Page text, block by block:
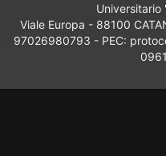
Universitario
Viale Europa - 88100
97026980793 - PEC: